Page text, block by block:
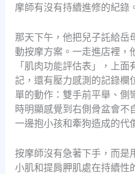
摩師有沒有持續進修的紀錄
那天下午，他把兒子託給岳
動按摩方案。一走進店裡，
「肌肉功能評估表」，上
記，還有壓力感測的記錄欄
單的動作：雙手前平舉、側
時明顯感覺到右側骨盆會不
一邊抱小孩和牽狗造成的代
按摩師沒有急著下手，而是
小肌和提肩胛肌處在持續性